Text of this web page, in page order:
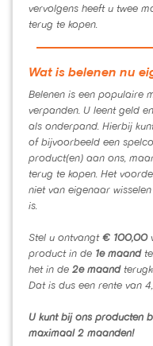
vervolgens heeft u twee
terug te kopen.
Wat is belenen nu
Belenen is een populaire
verpanden. U leent geld
als onderpand. Hierbij
of bijvoorbeeld een
product(en) aan ons,
terug te kopen. Het
niet van eigenaar
is.
Stel u ontvangt € 100,00
product in de 1e maand
het in de 2e maand
Dat is dus een rente van
U kunt bij ons producten
maximaal 2 maanden!